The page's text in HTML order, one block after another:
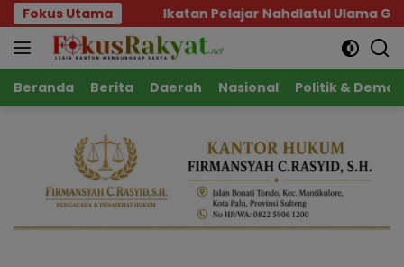
Langsung
ke
konten
Fokus Utama
Ikatan Pelajar Nahdlatul Ulama Geruduk Kantor
Beranda Berita Daerah Nasional Politik &